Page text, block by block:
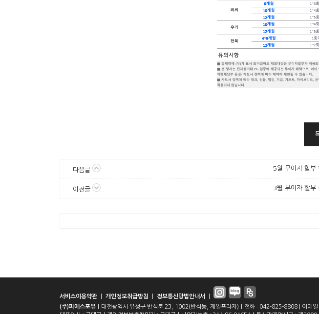
다음글 5월 무이자 할부
이전글 3월 무이자 할부
서비스이용약관 개인정보취급방침 정보통신망법안내서
(주)피에스포유 ｜대전광역시 유성구 반석로 23, 1002(반석동, 제일프라자)｜전화 : 042-825-8808 | 이